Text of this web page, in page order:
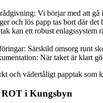
Vi börjar med att
och lös papp tas bort där
kan ett robust enlagssystem
Särskild omsorg runt
När taket är klart
och vädertåligt papptak
i Kungsbyn